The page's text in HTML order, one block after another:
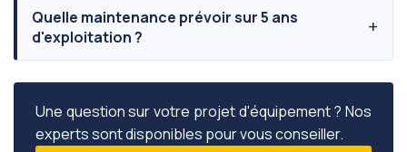
Quelle maintenance prévoir sur 5 ans
d'exploitation ?
Une question sur votre projet d'équipement ? Nos
experts sont disponibles pour vous conseiller.